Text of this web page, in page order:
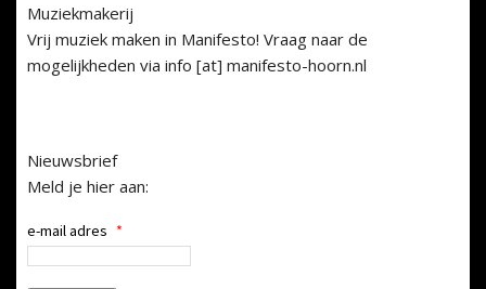
Muziekmakerij
Vrij muziek maken in Manifesto! Vraag naar de
mogelijkheden via info [at] manifesto-hoorn.nl
Nieuwsbrief
Meld je hier aan:
e-mail adres *